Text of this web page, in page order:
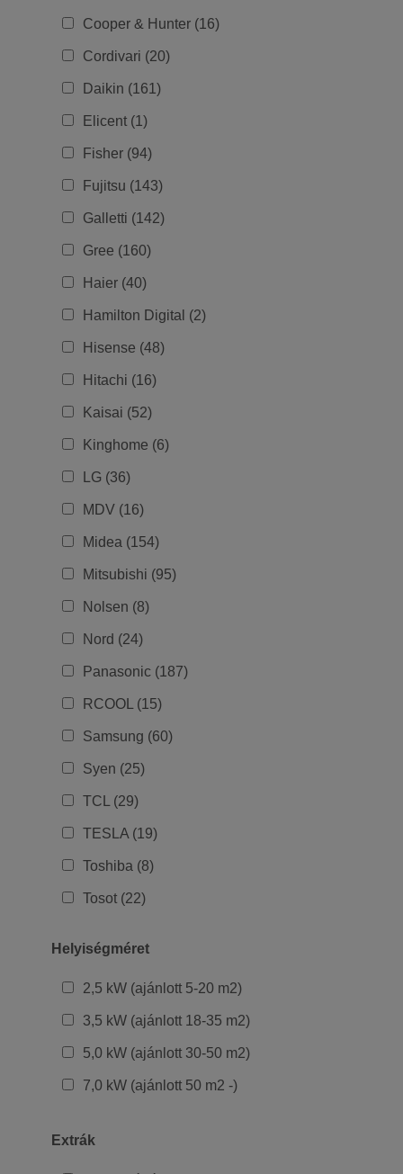
Cooper & Hunter (16)
Cordivari (20)
Daikin (161)
Elicent (1)
Fisher (94)
Fujitsu (143)
Galletti (142)
Gree (160)
Haier (40)
Hamilton Digital (2)
Hisense (48)
Hitachi (16)
Kaisai (52)
Kinghome (6)
LG (36)
MDV (16)
Midea (154)
Mitsubishi (95)
Nolsen (8)
Nord (24)
Panasonic (187)
RCOOL (15)
Samsung (60)
Syen (25)
TCL (29)
TESLA (19)
Toshiba (8)
Tosot (22)
Helyiségméret
2,5 kW (ajánlott 5-20 m2)
3,5 kW (ajánlott 18-35 m2)
5,0 kW (ajánlott 30-50 m2)
7,0 kW (ajánlott 50 m2 -)
Extrák